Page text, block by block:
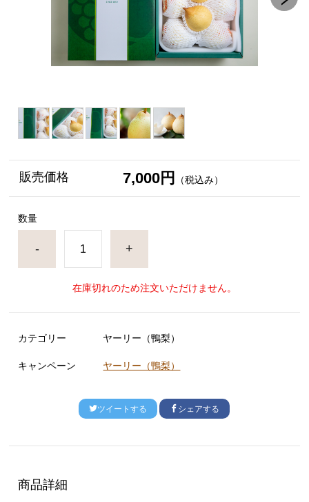
販売価格 7,000円 （税込み）
数量
- +
在庫切れのため注文いただけません。
カテゴリー ヤーリー（鴨梨）
キャンペーン ヤーリー（鴨梨）
ツイートする シェアする
商品詳細